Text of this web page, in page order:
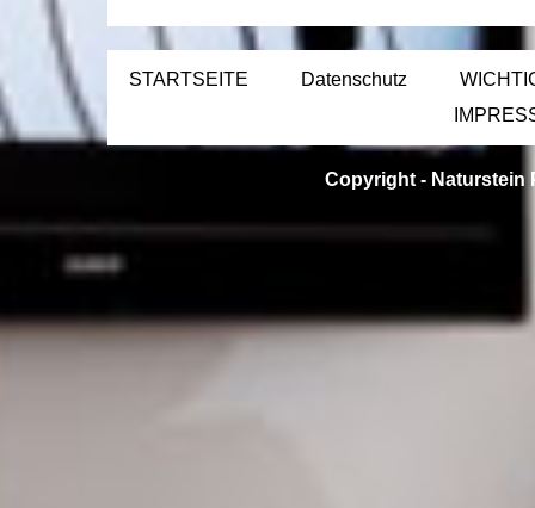
STARTSEITE Datenschutz
Copyright - Naturstein